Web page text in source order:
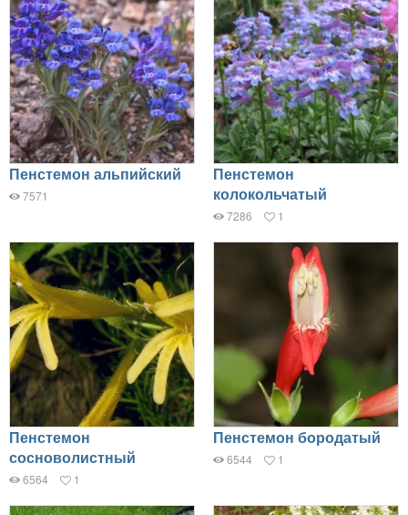
Пенстемон альпийский
7571
Пенстемон
колокольчатый
7286 1
Пенстемон
сосноволистный
6564 1
Пенстемон бородатый
6544 1